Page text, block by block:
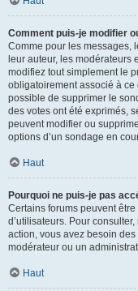
Comment puis-je modifier
Comme pour les messages,
leur auteur, les modérateurs
modifiez tout simplement le
obligatoirement associé à ce
possible de supprimer le
des votes ont été exprimés,
peuvent modifier ou
options d’un sondage en
Haut
Pourquoi ne puis-je pas
Certains forums peuvent
d’utilisateurs. Pour
action, vous avez besoin
modérateur ou un
Haut